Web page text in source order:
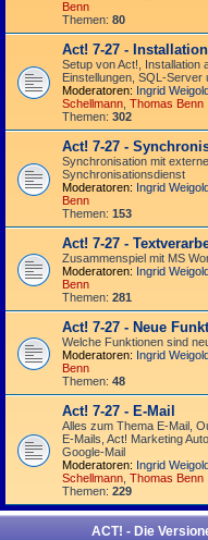
Benn
Themen: 80
Act! 7-27 -
Setup von Act!, Installation
Einstellungen, SQL-Server
Moderatoren: Ingrid
Schellmann Thomas Benn
Themen: 302
Act! 7-27 -
Synchro­nisation mit
Synchroni­sations­dienst
Moderatoren: Ingrid
Benn
Themen: 153
Act! 7-27 -
Zusammenspiel mit MS
Moderatoren: Ingrid
Benn
Themen: 281
Act! 7-27 - Neue
Welche Funktionen sind
Moderatoren: Ingrid
Benn
Themen: 48
Act! 7-27 - E-Mail
Alles zum Thema E-Mail,
E-Mails, Act! Marketing
Google-Mail
Moderatoren: Ingrid
Schellmann Thomas Benn
Themen: 229
ACT! - Die